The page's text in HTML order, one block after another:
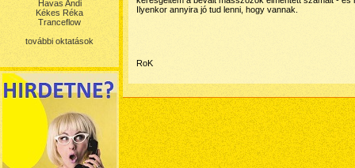
Havas Andi
Kékes Réka
Tranceflow
további oktatások
Ilyenkor annyira jó tud lenni, hogy vannak.
RoK